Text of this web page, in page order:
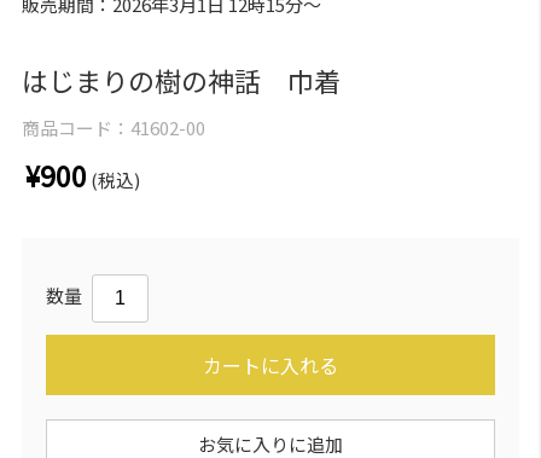
はじまりの樹の神話 巾着
商品コード： 41602-00
¥900 (税込)
数量
カートに入れる
お気に入りに追加